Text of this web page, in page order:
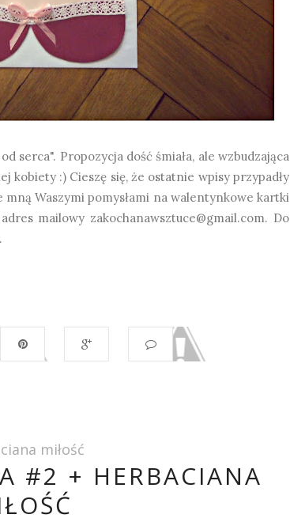
serca". Propozycja dość śmiała, ale wzbudzająca
kobiety :) Cieszę się, że ostatnie wpisy przypadły
Waszymi pomysłami na walentynkowe kartki
mailowy zakochanawsztuce@gmail.com. Do
miłość
#2 + HERBACIANA